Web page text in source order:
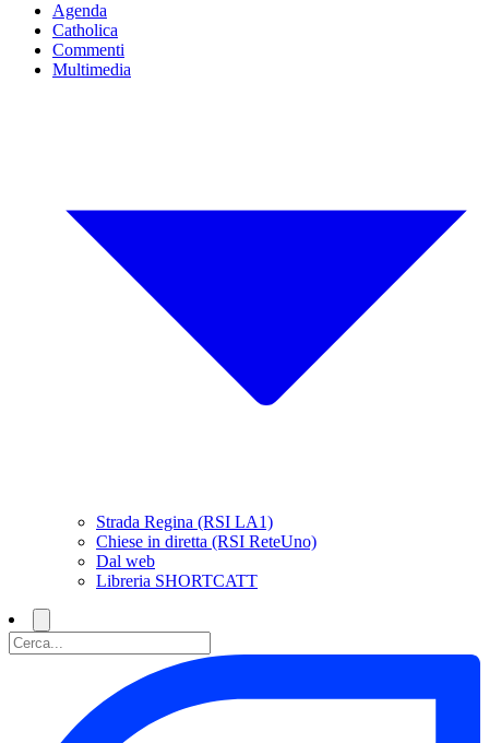
Agenda
Catholica
Commenti
Multimedia
Strada Regina (RSI LA1)
Chiese in diretta (RSI ReteUno)
Dal web
Libreria SHORTCATT